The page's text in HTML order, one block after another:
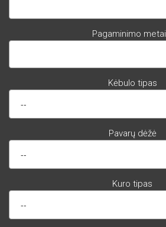
Pagaminimo metai
Kėbulo tipas
Pavarų dėžė
Kuro tipas